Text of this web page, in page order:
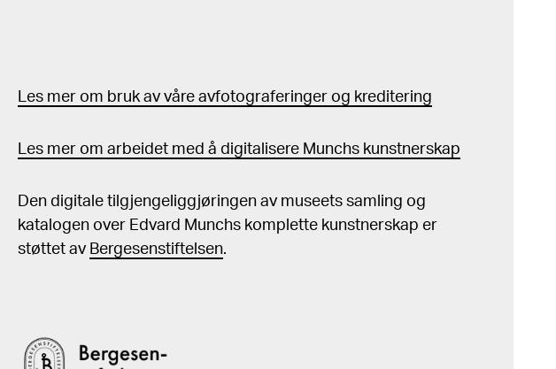
Les mer om bruk av våre avfotograferinger og kreditering
Les mer om arbeidet med å digitalisere Munchs kunstnerskap
Den digitale tilgjengeliggjøringen av museets samling og
katalogen over Edvard Munchs komplette kunstnerskap er
støttet av Bergesenstiftelsen.